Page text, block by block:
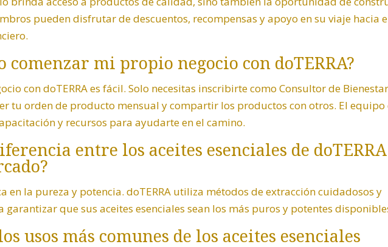
pueden disfrutar de descuentos, recompensas y apoyo en su viaje hacia
comenzar mi propio negocio con doTERRA?
con doTERRA es fácil. Solo necesitas inscribirte como Consultor de Bienestar
tu orden de producto mensual y compartir los productos con otros. El equipo
y recursos para ayudarte en el camino.
entre los aceites esenciales de
en la pureza y potencia. doTERRA utiliza métodos de extracción cuidadosos y
que sus aceites esenciales sean los más puros y potentes
usos más comunes de los aceites esenciales